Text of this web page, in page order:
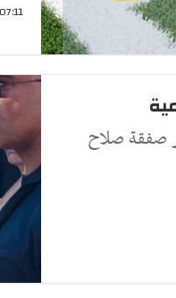
07:11 - 2026/08/09
صفقة صلاح